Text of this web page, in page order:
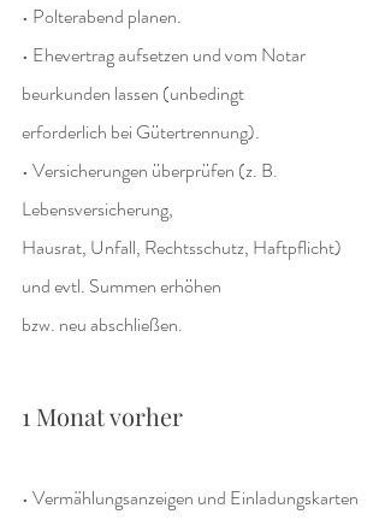
• Polterabend planen.
• Ehevertrag aufsetzen und vom Notar
beurkunden lassen (unbedingt
erforderlich bei Gütertrennung).
• Versicherungen überprüfen (z. B.
Lebensversicherung,
Hausrat, Unfall, Rechtsschutz, Haftpflicht)
und evtl. Summen erhöhen
bzw. neu abschließen.
1 Monat vorher
• Vermählungsanzeigen und Einladungskarten